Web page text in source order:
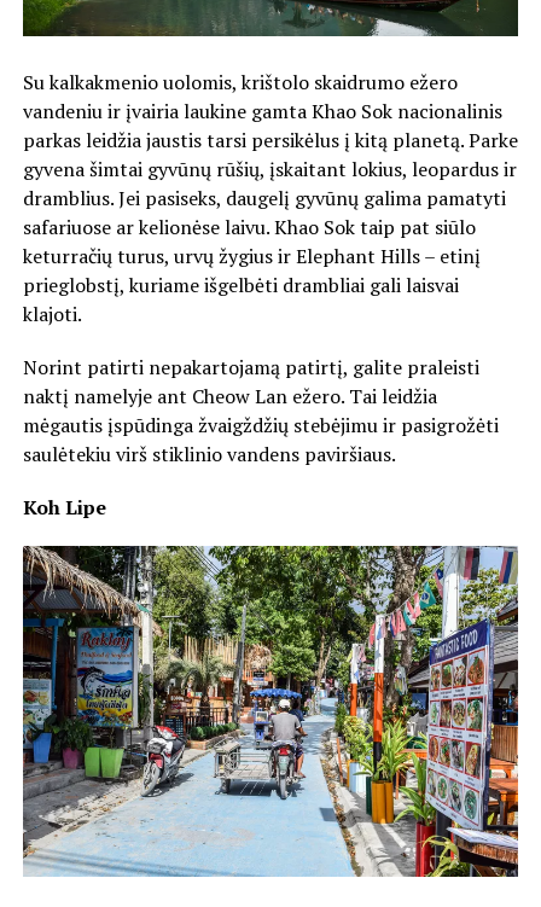
Su kalkakmenio uolomis, krištolo skaidrumo ežero
vandeniu ir įvairia laukine gamta Khao Sok nacionalinis
parkas leidžia jaustis tarsi persikėlus į kitą planetą. Parke
gyvena šimtai gyvūnų rūšių, įskaitant lokius, leopardus ir
dramblius. Jei pasiseks, daugelį gyvūnų galima pamatyti
safariuose ar kelionėse laivu. Khao Sok taip pat siūlo
keturračių turus, urvų žygius ir Elephant Hills – etinį
prieglobstį, kuriame išgelbėti drambliai gali laisvai
klajoti.
Norint patirti nepakartojamą patirtį, galite praleisti
naktį namelyje ant Cheow Lan ežero. Tai leidžia
mėgautis įspūdinga žvaigždžių stebėjimu ir pasigrožėti
saulėtekiu virš stiklinio vandens paviršiaus.
Koh Lipe